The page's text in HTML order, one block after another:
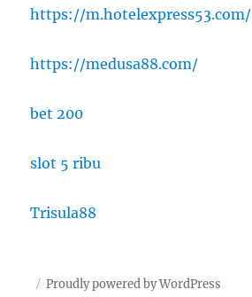
https://m.hotelexpress53.com/
https://medusa88.com/
bet 200
slot 5 ribu
Trisula88
Proudly powered by WordPress